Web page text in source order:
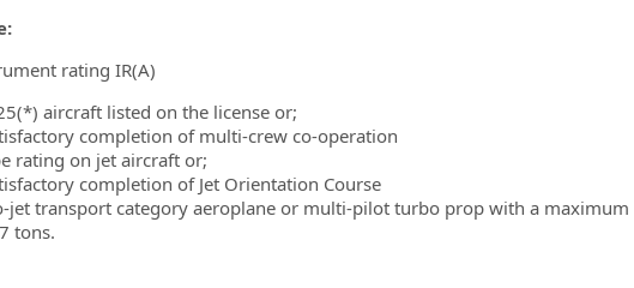
rating IR(A)
aircraft listed on the license or;
completion of multi-crew co-operation
rating on jet aircraft or;
completion of Jet Orientation Course
jet transport category aeroplane or multi-pilot turbo prop with a maximum
tons.